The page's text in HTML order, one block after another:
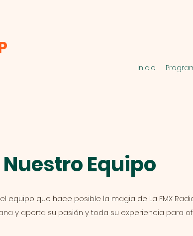
Inicio
Nuestro Equipo
el equipo que hace posible la magia de La FMX
y aporta su pasión y toda su experiencia para